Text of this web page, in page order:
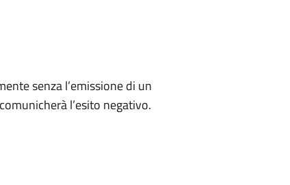
senza l’emissione di un
l’esito negativo.